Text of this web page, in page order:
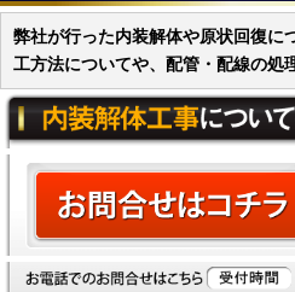
弊社が行った内装解体や原状回復に
工方法についてや、配管・配線の処